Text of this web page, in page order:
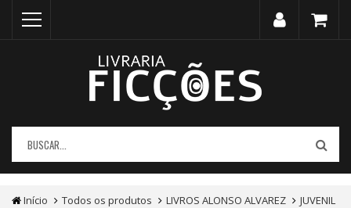
Início Todos os produtos LIVROS ALONSO ALVAREZ JUVENIL